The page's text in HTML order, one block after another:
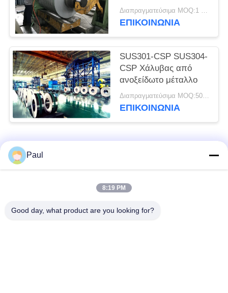
χάλυβα ψυχρής
έλασης σε πηνίο
Διαπραγματεύσιμα MOQ:1 τόνος
ΕΠΙΚΟΙΝΩΝΊΑ
SUS301-CSP SUS304-
CSP Χάλυβας από
ανοξείδωτο μέταλλο
Διαπραγματεύσιμα MOQ:500 κλ
ΕΠΙΚΟΙΝΩΝΊΑ
Λαϊκή κατηγορία
Σκληραίνοντας
Paul
8:19 PM
Good day, what product are you looking for?